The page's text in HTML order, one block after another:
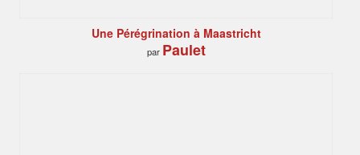
Une Pérégrination à Maastricht
par Paulet